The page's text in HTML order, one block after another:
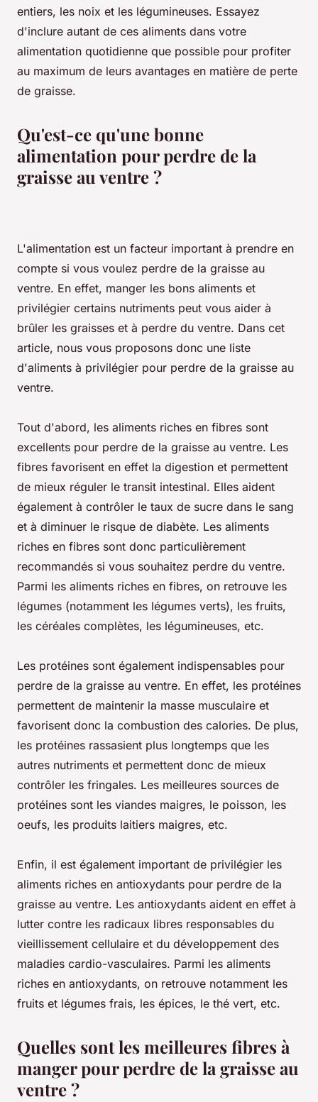
entiers, les noix et les légumineuses. Essayez
d'inclure autant de ces aliments dans votre
alimentation quotidienne que possible pour profiter
au maximum de leurs avantages en matière de perte
de graisse.
Qu'est-ce qu'une bonne
alimentation pour perdre de la
graisse au ventre ?
L'alimentation est un facteur important à prendre en
compte si vous voulez perdre de la graisse au
ventre. En effet, manger les bons aliments et
privilégier certains nutriments peut vous aider à
brûler les graisses et à perdre du ventre. Dans cet
article, nous vous proposons donc une liste
d'aliments à privilégier pour perdre de la graisse au
ventre.
Tout d'abord, les aliments riches en fibres sont
excellents pour perdre de la graisse au ventre. Les
fibres favorisent en effet la digestion et permettent
de mieux réguler le transit intestinal. Elles aident
également à contrôler le taux de sucre dans le sang
et à diminuer le risque de diabète. Les aliments
riches en fibres sont donc particulièrement
recommandés si vous souhaitez perdre du ventre.
Parmi les aliments riches en fibres, on retrouve les
légumes (notamment les légumes verts), les fruits,
les céréales complètes, les légumineuses, etc.
Les protéines sont également indispensables pour
perdre de la graisse au ventre. En effet, les protéines
permettent de maintenir la masse musculaire et
favorisent donc la combustion des calories. De plus,
les protéines rassasient plus longtemps que les
autres nutriments et permettent donc de mieux
contrôler les fringales. Les meilleures sources de
protéines sont les viandes maigres, le poisson, les
oeufs, les produits laitiers maigres, etc.
Enfin, il est également important de privilégier les
aliments riches en antioxydants pour perdre de la
graisse au ventre. Les antioxydants aident en effet à
lutter contre les radicaux libres responsables du
vieillissement cellulaire et du développement des
maladies cardio-vasculaires. Parmi les aliments
riches en antioxydants, on retrouve notamment les
fruits et légumes frais, les épices, le thé vert, etc.
Quelles sont les meilleures fibres à
manger pour perdre de la graisse au
ventre ?